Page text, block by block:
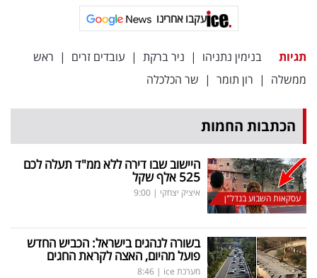
עקבו
אחרינו:
עקבו אחרינו
תגיות בנימין נתניהו | ניר ברקת | עובדים זרים | ראש
ממשלה | רון תומר | שר הכלכלה
הכתבות החמות
עסקאות השבוע בנדל"ן
היישוב שבו דירה ללא ממ"ד תעלה לכם
525 אלף שקל
איציק יצחקי |
9:00
בשורה לנהגים בישראל: הכביש החדש
פועל מהיום, האצה לקראת החגים
מערכת ice |
8:46